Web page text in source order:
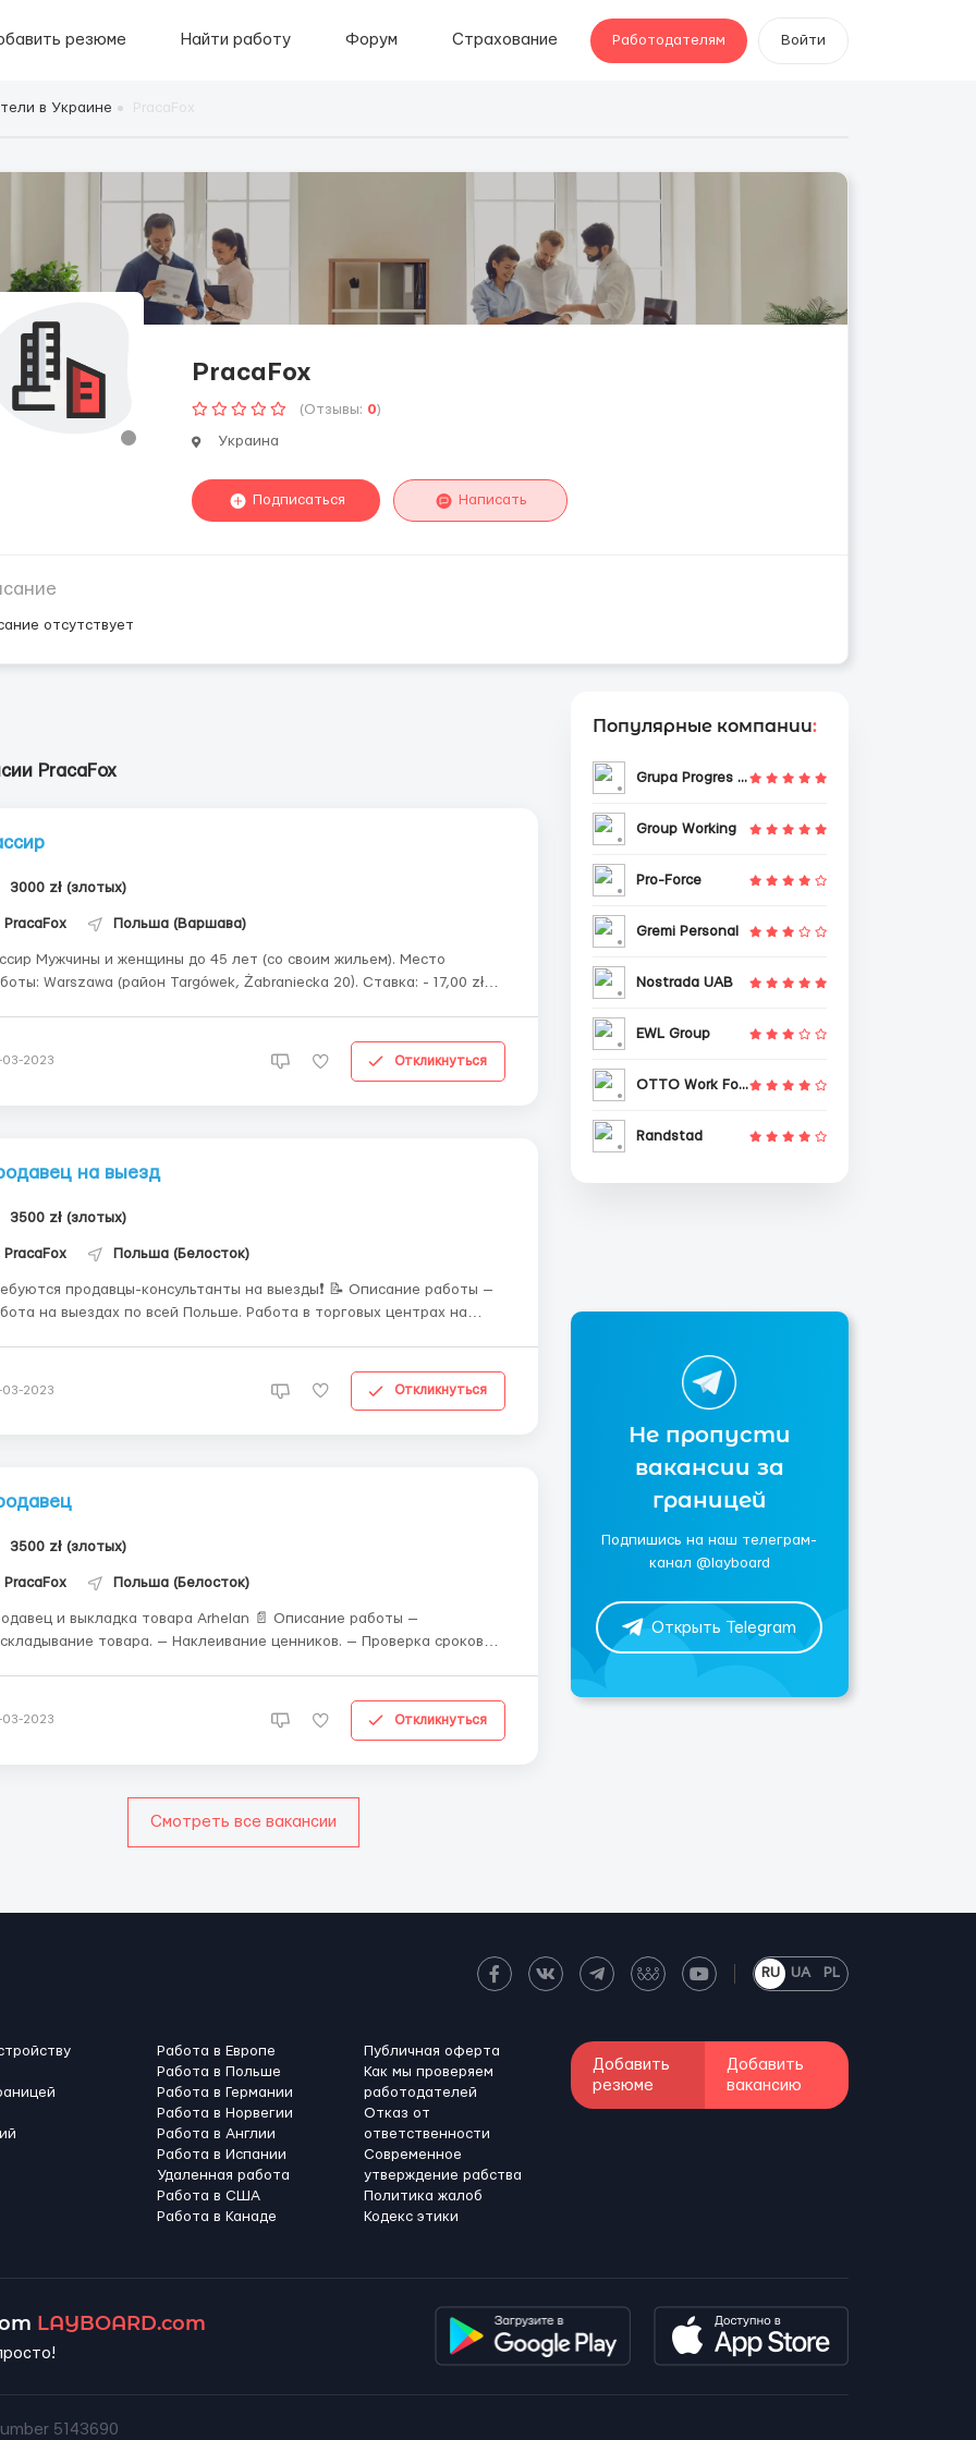
резюме Найти работу Форум Страхование Работодателям Войти
в Украине
PracaFox
(Отзывы: 0)
Украина
Подписаться Написать
отсутствует
PracaFox
3000 zł (злотых)
PracaFox Польша (Варшава)
до 45 лет (со своим жильем). Место
Warszawa (район Targówek, Żabraniecka 20). Ставка: - 17,00 zł
03-2023 Откликнуться
на выезд
3500 zł (злотых)
PracaFox Польша (Белосток)
продавцы-консультанты на выезды❗️ 📝 Описание работы —
на выездах по всей Польше. Работа в торговых центрах на
03-2023 Откликнуться
3500 zł (злотых)
PracaFox Польша (Белосток)
и выкладка товара Arhelan 📄 Описание работы —
товара. — Наклеивание ценников. — Проверка сроков
03-2023 Откликнуться
Смотреть все вакансии
Популярные компании:
Grupa Progres Sp. z o.o.
Group Working
Pro-Force
Gremi Personal
Nostrada UAB
EWL Group
OTTO Work Force
Randstad
Не пропусти
вакансии за
границей
Подпишись на наш телеграм-
канал @layboard
Открыть Telegram
RU UA PL
Работа в Европе
Работа в Польше
Работа в Германии
Работа в Норвегии
Работа в Англии
Работа в Испании
Удаленная работа
Работа в США
Работа в Канадe
Публичная оферта
Как мы проверяем
работодателей
Отказ от
ответственности
Современное
утверждение рабства
Политика жалоб
Кодекс этики
Добавить
резюме
Добавить
вакансию
LAYBOARD.com
5143690